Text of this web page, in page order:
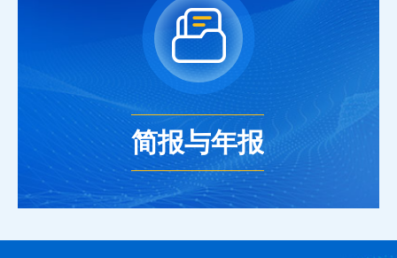
【已截止】国家空间科学中心微波遥感技术重
点实验室软件开发与集成测试人员招聘启事
2025-10
第七届微波遥感技术研讨会（三号通知）
16
2025-09
第七届微波遥感技术研讨会（二号通知）
简报与年报